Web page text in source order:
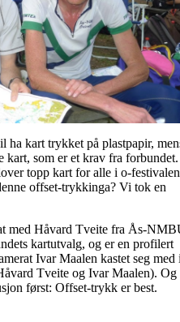
ha kart trykket på plastpapir,
kart, som er et krav fra forbundet.
topp kart for alle i o-
offset-trykkinga? Vi tok en
med Håvard Tveite fra Ås-
kartutvalg, og er en profilert
Ivar Maalen kastet seg med
Tveite og Ivar Maalen). Og
først: Offset-trykk er best.